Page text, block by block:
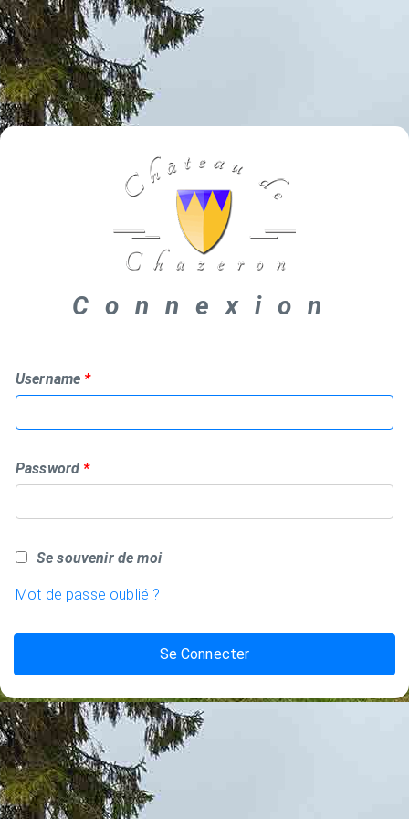
Connexion
Username
Password
Se souvenir de moi
Mot de passe oublié ?
Se Connecter